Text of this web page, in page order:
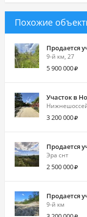
Похожие
Продается
9-й км, 27
5 900 000
Участок в
3 200 000
Продается
Эра снт
2 500 000
Продается
9-й км